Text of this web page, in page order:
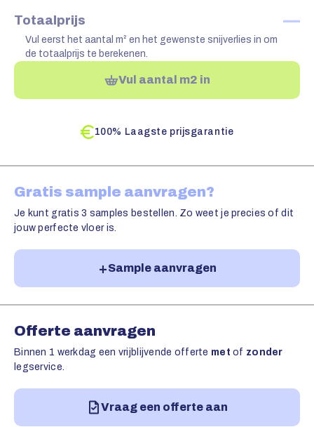
Totaalprijs —
Vul eerst het aantal m² en het gewenste snijverlies in om
de totaalprijs te berekenen.
Vul aantal m2 in
100% Laagste prijsgarantie
Gratis sample aanvragen?
Je kunt gratis 3 samples bestellen. Zo weet je precies of dit
jouw perfecte vloer is.
Sample aanvragen
Offerte aanvragen
Binnen 1 werkdag een vrijblijvende offerte met of zonder
legservice.
Vraag een offerte aan